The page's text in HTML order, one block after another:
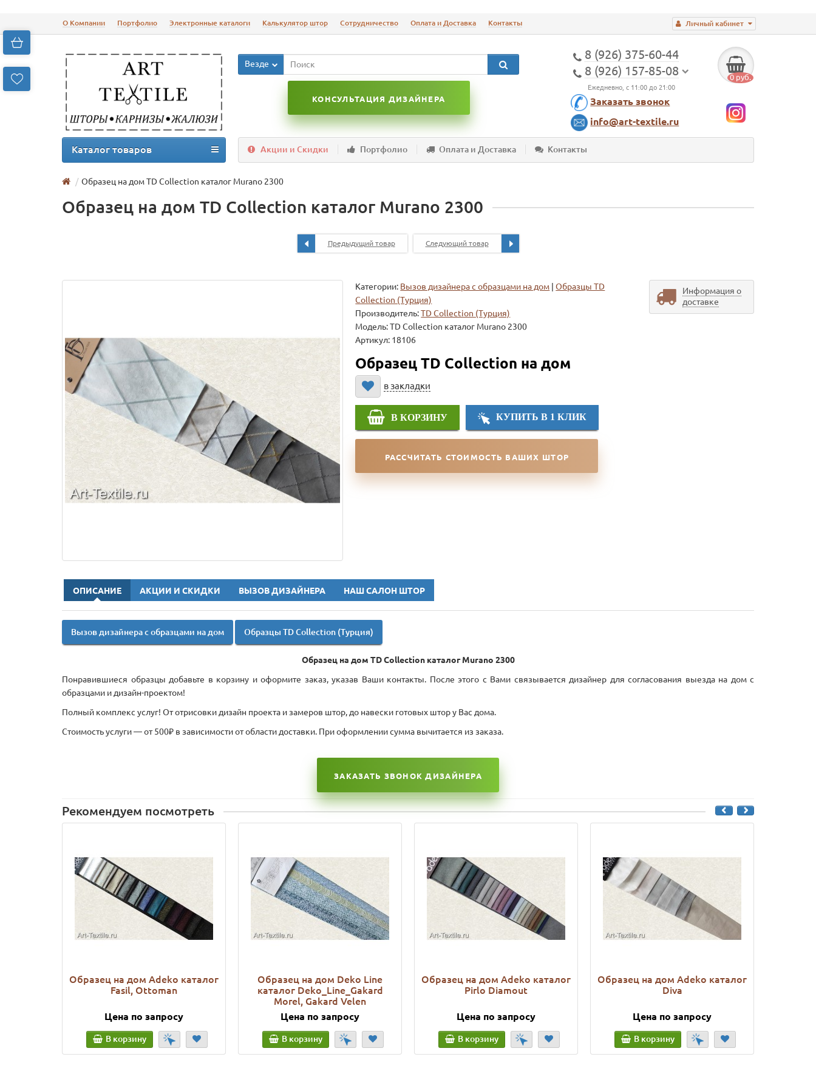
Личный кабинет
О Компании Портфолио Электронные каталоги Калькулятор штор Сотрудничество Оплата и Доставка Контакты
8 (926) 375-60-44
8 (926) 157-85-08
Ежедневно, с 11:00 до 21:00
Заказать звонок
info@art-textile.ru
0 руб.
Везде
КОНСУЛЬТАЦИЯ ДИЗАЙНЕРА
Акции и Скидки Портфолио Оплата и Доставка Контакты
Каталог товаров
Образец на дом TD Collection каталог Murano 2300
Образец на дом TD Collection каталог Murano 2300
Предыдущий товар Следующий товар
Категории: Вызов дизайнера с образцами на дом |Образцы TD
Collection (Турция)
Производитель:TD Collection (Турция)
Модель:TD Collection каталог Murano 2300
Артикул: 18106
Образец TD Collection на дом
в закладки
В КОРЗИНУ КУПИТЬ В 1 КЛИК
РАССЧИТАТЬ СТОИМОСТЬ ВАШИХ ШТОР
Информация о
доставке
ОПИСАНИЕ АКЦИИ И СКИДКИ ВЫЗОВ ДИЗАЙНЕРА НАШ САЛОН ШТОР
Вызов дизайнера с образцами на дом Образцы TD Collection (Турция)
Образец на дом TD Collection каталог Murano 2300
Понравившиеся образцы добавьте в корзину и оформите заказ, указав Ваши контакты. После этого с Вами связывается дизайнер для согласования выезда на дом с
образцами и дизайн-проектом!
Полный комплекс услуг! От отрисовки дизайн проекта и замеров штор, до навески готовых штор у Вас дома.
Стоимость услуги — от 500₽ в зависимости от области доставки. При оформлении сумма вычитается из заказа.
ЗАКАЗАТЬ ЗВОНОК ДИЗАЙНЕРА
Рекомендуем посмотреть
Образец на дом Adeko каталог
Fasil, Ottoman
Цена по запросу
В корзину
Образец на дом Deko Line
каталог Deko_Line_Gakard
Morel, Gakard Velen
Цена по запросу
В корзину
Образец на дом Adeko каталог
Pirlo Diamout
Цена по запросу
В корзину
Образец на дом Adeko каталог
Diva
Цена по запросу
В корзину